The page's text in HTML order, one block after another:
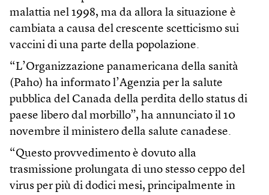
malattia nel 1998, ma da allora la situazione è
cambiata a causa del crescente scetticismo sui
vaccini di una parte della popolazione.
“L’Organizzazione panamericana della sanità
(Paho) ha informato l’Agenzia per la salute
pubblica del Canada della perdita dello status di
paese libero dal morbillo”, ha annunciato il 10
novembre il ministero della salute canadese.
“Questo provvedimento è dovuto alla
trasmissione prolungata di uno stesso ceppo del
virus per più di dodici mesi, principalmente in